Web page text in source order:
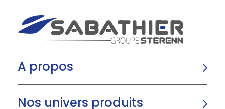
A propos
Nos univers produits